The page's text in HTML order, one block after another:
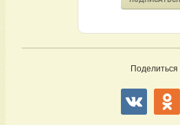
Поделиться